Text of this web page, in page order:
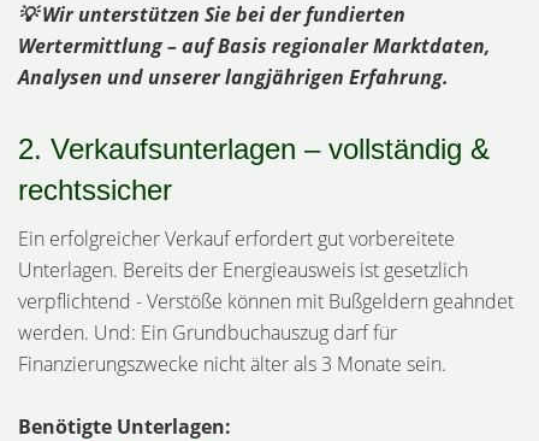
💡 Wir unterstützen Sie bei der fundierten
Wertermittlung – auf Basis regionaler Marktdaten,
Analysen und unserer langjährigen Erfahrung.
2. Verkaufsunterlagen – vollständig &
rechtssicher
Ein erfolgreicher Verkauf erfordert gut vorbereitete
Unterlagen. Bereits der Energieausweis ist gesetzlich
verpflichtend - Verstöße können mit Bußgeldern geahndet
werden. Und: Ein Grundbuchauszug darf für
Finanzierungszwecke nicht älter als 3 Monate sein.
Benötigte Unterlagen: